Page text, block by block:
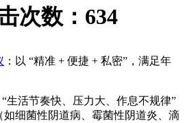
次数： 634
：以 “精准 + 便捷 + 私密”，满足年
生活节奏快、压力大、作息不规律”
细菌性阴道病、霉菌性阴道炎、滴